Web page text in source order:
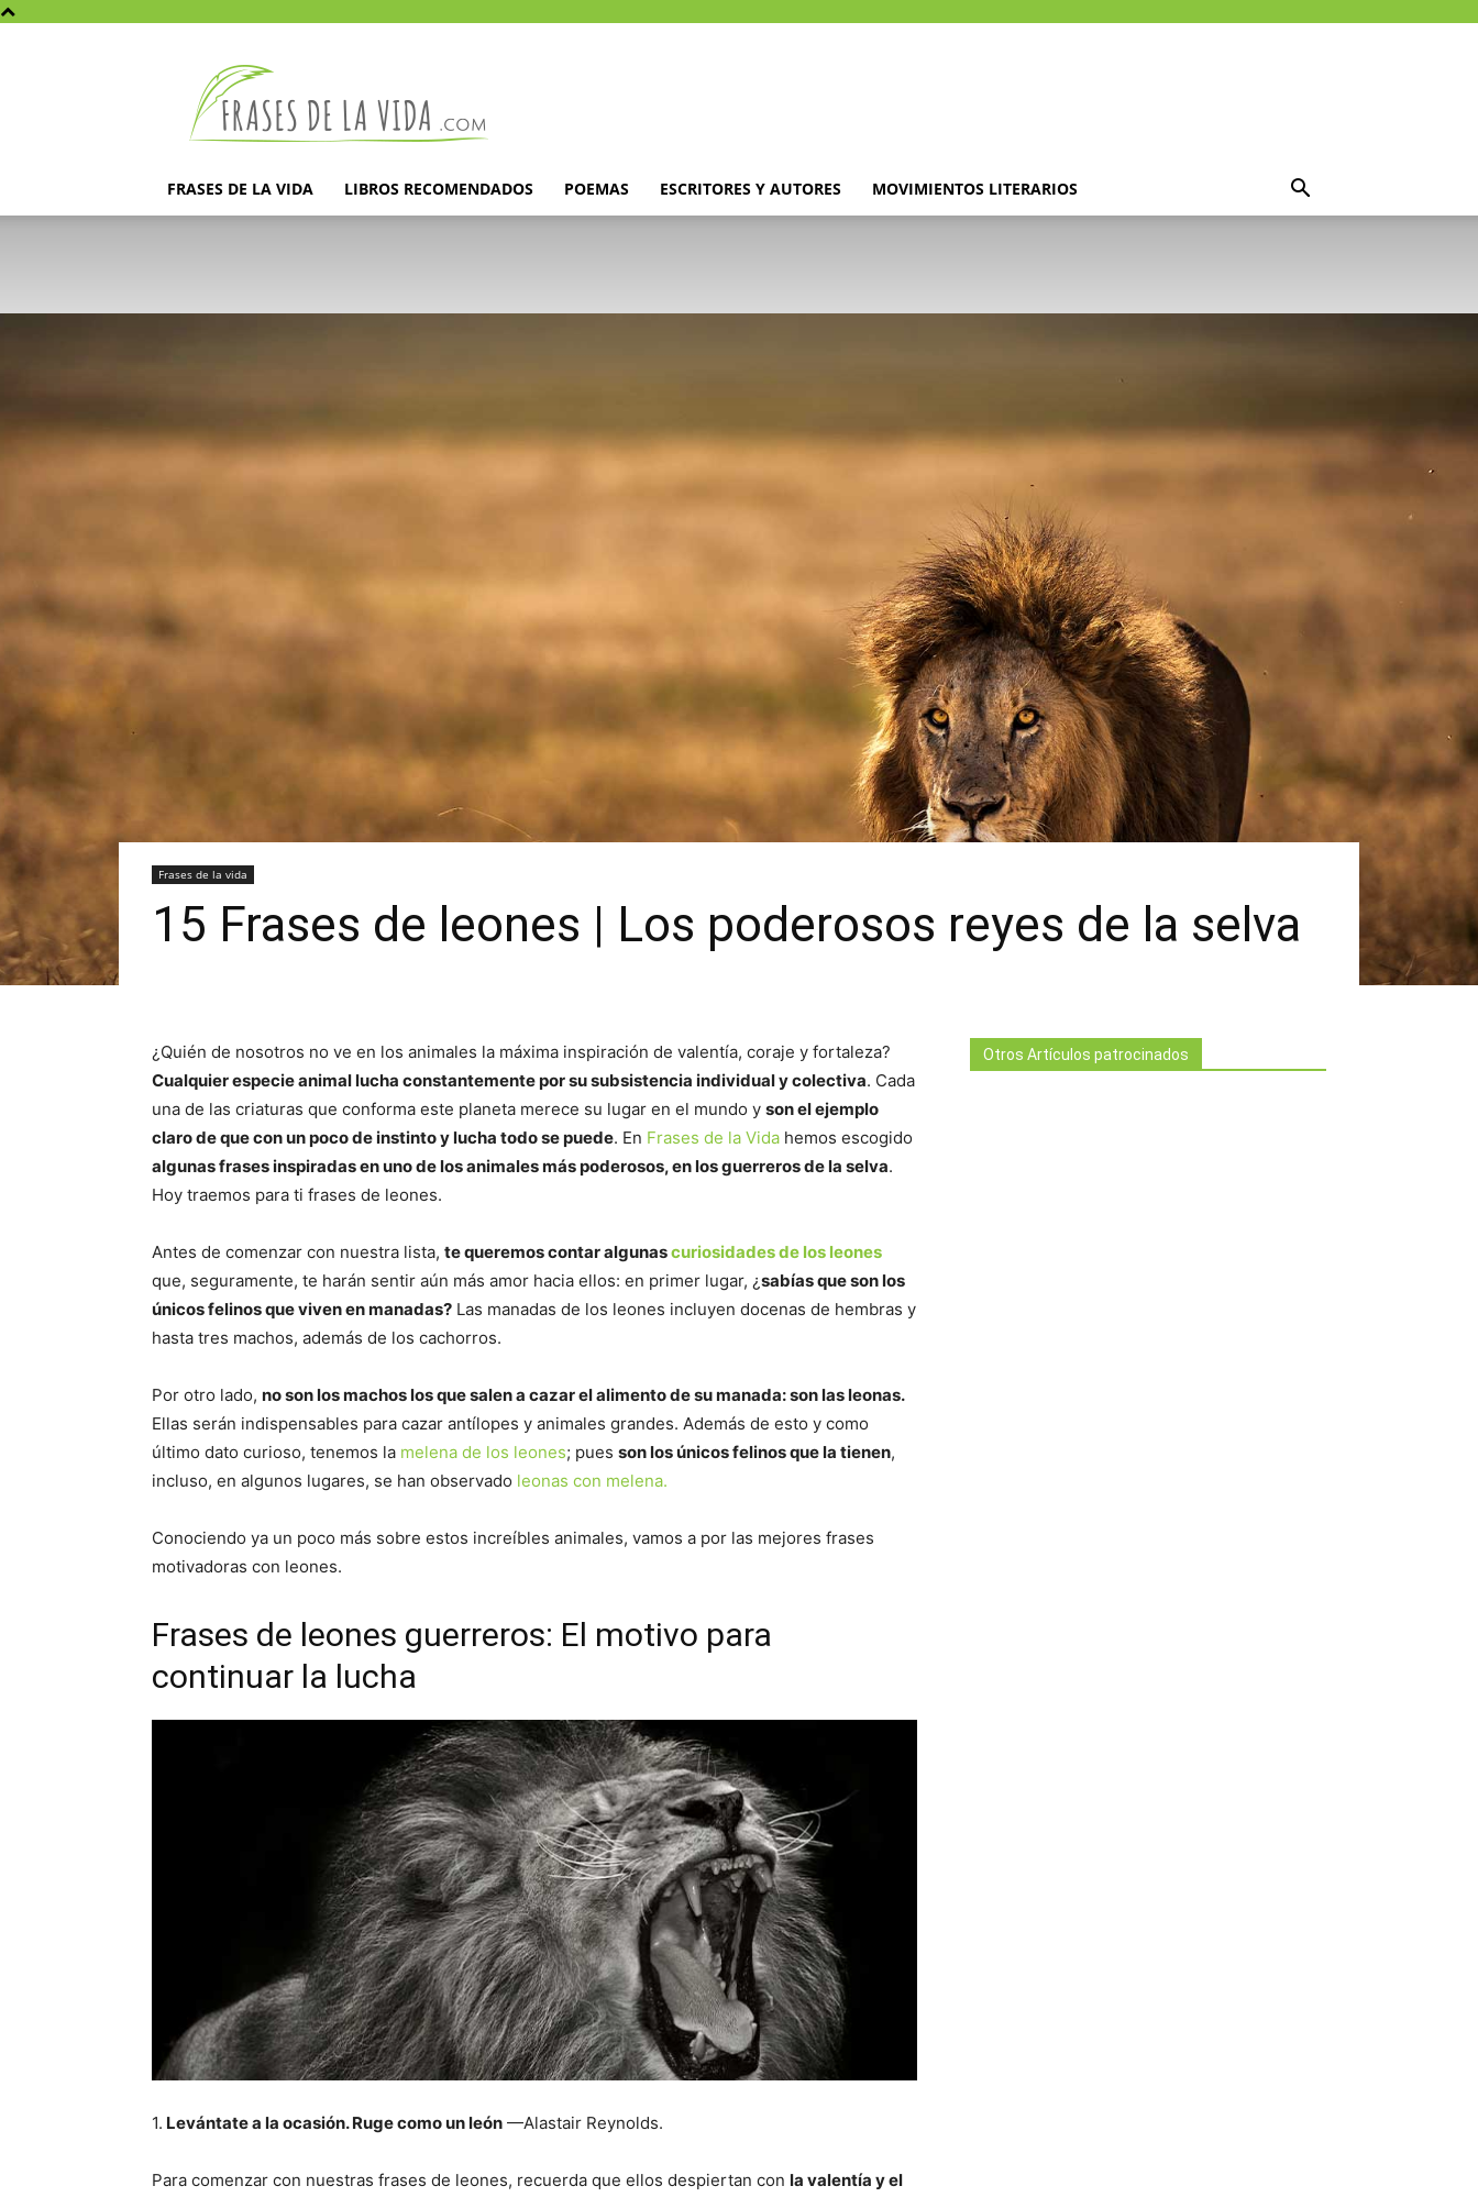
la
vida
FRASES DE LA VIDA LIBROS RECOMENDADOS POEMAS ESCRITORES Y AUTORES MOVIMIENTOS LITERARIOS
Frases de la vida
15 Frases de leones | Los poderosos reyes de la selva
¿Quién de nosotros no ve en los animales la máxima inspiración de valentía, coraje y fortaleza?
Cualquier especie animal lucha constantemente por su subsistencia individual y colectiva. Cada
una de las criaturas que conforma este planeta merece su lugar en el mundo y son el ejemplo
claro de que con un poco de instinto y lucha todo se puede. En Frases de la Vida hemos escogido
algunas frases inspiradas en uno de los animales más poderosos, en los guerreros de la selva.
Hoy traemos para ti frases de leones.
Antes de comenzar con nuestra lista, te queremos contar algunascuriosidadesde los leones
que, seguramente, te harán sentir aún más amor hacia ellos: en primer lugar, ¿sabías que son los
únicos felinos que viven en manadas? Las manadas de los leones incluyen docenas de hembras y
hasta tres machos, además de los cachorros.
Por otro lado, no son los machos los que salen a cazar el alimento de su manada: son las leonas.
Ellas serán indispensables para cazar antílopes y animales grandes. Además de esto y como
último dato curioso, tenemos la melena de los leones; pues son los únicos felinos que la tienen,
incluso, en algunos lugares, se han observado leonas con melena.
Conociendo ya un poco más sobre estos increíbles animales, vamos a por las mejores frases
motivadoras con leones.
Frases de leones guerreros: El motivo para
continuar la lucha
1. Levántate a la ocasión. Ruge como un león —Alastair Reynolds.
Para comenzar con nuestras frases de leones, recuerda que ellos despiertan con la valentía y el
Otros Artículos patrocinados